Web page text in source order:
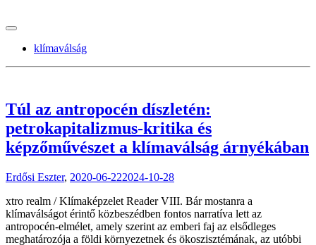
klímaválság
Túl az antropocén díszletén:
petrokapitalizmus-kritika és
képzőművészet a klímaválság árnyékában
Erdősi Eszter, 2020-06-222024-10-28
xtro realm / Klímaképzelet Reader VIII. Bár mostanra a
klímaválságot érintő közbeszédben fontos narratíva lett az
antropocén-elmélet, amely szerint az emberi faj az elsődleges
meghatározója a földi környezetnek és ökoszisztémának, az utóbbi